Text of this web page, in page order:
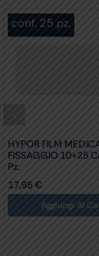
conf. 25 pz.
HYPOR FILM
FISSAGGIO 10×25
Pz.
17,95€
Aggiungi Al